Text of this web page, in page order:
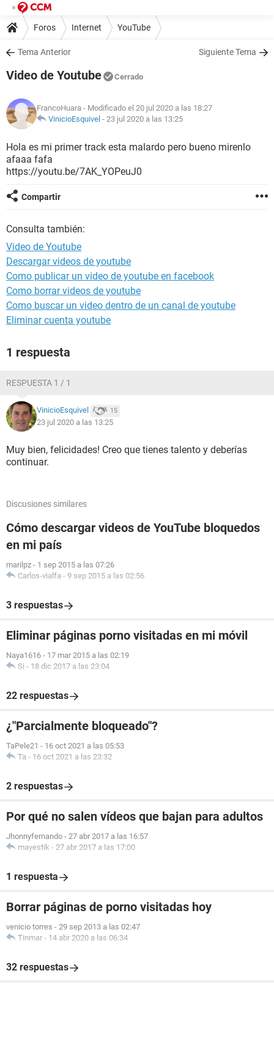
Foros Internet YouTube
Tema Anterior Siguiente Tema
Video de Youtube Cerrado
FrancoHuara - Modificado el 20 jul 2020 a las 18:27
VinicioEsquivel - 23 jul 2020 a las 13:25
Hola es mi primer track esta malardo pero bueno mirenlo
afaaa fafa
https://youtu.be/7AK_YOPeuJ0
Compartir
Consulta también:
Video de Youtube
Descargar videos de youtube
Como publicar un video de youtube en facebook
Como borrar videos de youtube
Como buscar un video dentro de un canal de youtube
Eliminar cuenta youtube
1 respuesta
RESPUESTA 1 / 1
VinicioEsquivel 15
23 jul 2020 a las 13:25
Muy bien, felicidades! Creo que tienes talento y deberías
continuar.
Discusiones similares
Cómo descargar videos de YouTube bloquedos
en mi país
marilpz - 1 sep 2015 a las 07:26
Carlos-vialfa - 9 sep 2015 a las 02:56
3 respuestas
Eliminar páginas porno visitadas en mi móvil
Naya1616 - 17 mar 2015 a las 02:19
Si - 18 dic 2017 a las 23:04
22 respuestas
¿"Parcialmente bloqueado"?
TaPele21 - 16 oct 2021 a las 05:53
Ta - 16 oct 2021 a las 23:32
2 respuestas
Por qué no salen vídeos que bajan para adultos
Jhonnyfernando - 27 abr 2017 a las 16:57
mayestik - 27 abr 2017 a las 17:00
1 respuesta
Borrar páginas de porno visitadas hoy
venicio torres - 29 sep 2013 a las 02:47
Tinmar - 14 abr 2020 a las 06:34
32 respuestas